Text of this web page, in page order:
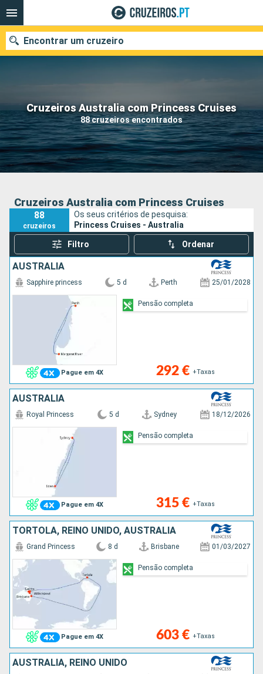
Cruzeiros Australia com Princess Cruises
88 cruzeiros encontrados
Encontrar um cruzeiro
Quando ir?
Data de partida
Portos Companhias
Cruzeiros Australia com Princess Cruises
88
cruzeiros
Os seus critérios de pesquisa:
Princess Cruises - Australia
Filtro Ordenar
AUSTRALIA
Pague em 4X
Sapphire princess 5 d Perth 25/01/2028
292 € +Taxas
Pensão completa
AUSTRALIA
Pague em 4X
Royal Princess 5 d Sydney 18/12/2026
315 € +Taxas
Pensão completa
TORTOLA, REINO UNIDO, AUSTRALIA
Pague em 4X
Grand Princess 8 d Brisbane 01/03/2027
603 € +Taxas
Pensão completa
AUSTRALIA, REINO UNIDO